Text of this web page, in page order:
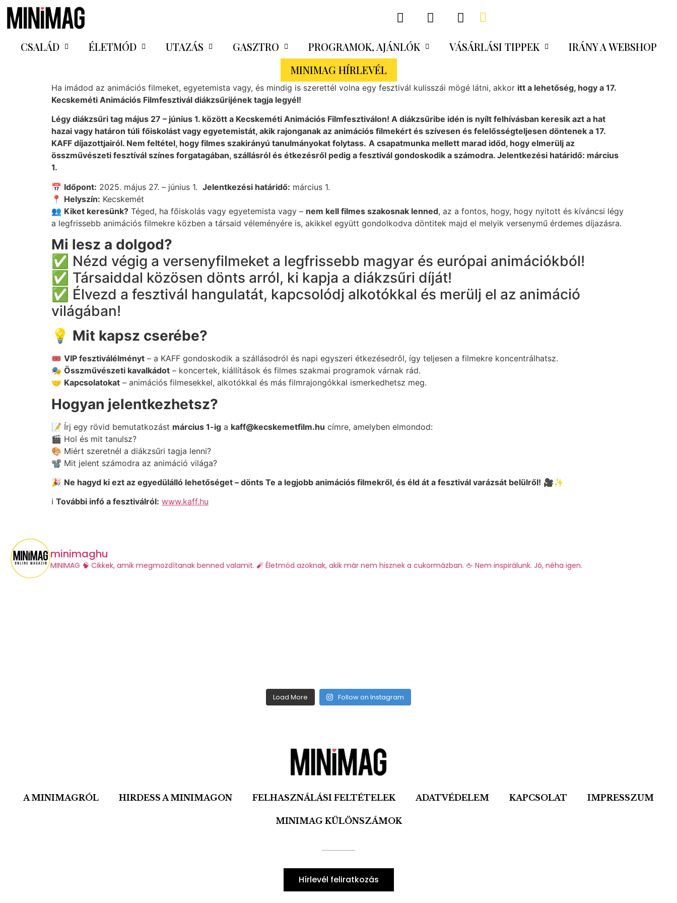
CSALÁD ÉLETMÓD UTAZÁS GASZTRO PROGRAMOK, AJÁNLÓK VÁSÁRLÁSI TIPPEK
IRÁNY A WEBSHOP
MINIMAG HÍRLEVÉL
Ha imádod az animációs filmeket, egyetemista vagy, és mindig is szerettél volna egy fesztivál kulisszái mögé látni, akkor itt a lehetőség, hogy a 17.
Kecskeméti Animációs Filmfesztivál diákzsűrijének tagja legyél!
Légy diákzsűri tag május 27 – június 1. között a Kecskeméti Animációs Filmfesztiválon! A diákzsűribe idén is nyílt felhívásban keresik azt a hat
hazai vagy határon túli főiskolást vagy egyetemistát, akik rajonganak az animációs filmekért és szívesen és felelősségteljesen döntenek a 17.
KAFF díjazottjairól. Nem feltétel, hogy filmes szakirányú tanulmányokat folytass. A csapatmunka mellett marad időd, hogy elmerülj az
összművészeti fesztívál színes forgatagában, szállásról és étkezésről pedig a fesztivál gondoskodik a számodra. Jelentkezési határidő: március
1.
📅 Időpont: 2025. május 27. – június 1. Jelentkezési határidő: március 1.
📍 Helyszín: Kecskemét
👥 Kiket keresünk? Téged, ha főiskolás vagy egyetemista vagy – nem kell filmes szakosnak lenned, az a fontos, hogy, hogy nyitott és kíváncsi légy
a legfrissebb animációs filmekre közben a társaid véleményére is, akikkel együtt gondolkodva döntitek majd el melyik versenymű érdemes díjazásra.
Mi lesz a dolgod?
✅ Nézd végig a versenyfilmeket a legfrissebb magyar és európai animációkból!
✅ Társaiddal közösen dönts arról, ki kapja a diákzsűri díját!
✅ Élvezd a fesztivál hangulatát, kapcsolódj alkotókkal és merülj el az animáció
világában!
💡 Mit kapsz cserébe?
🎟️ VIP fesztiválélményt – a KAFF gondoskodik a szállásodról és napi egyszeri étkezésedről, így teljesen a filmekre koncentrálhatsz.
🎭 Összművészeti kavalkádot – koncertek, kiállítások és filmes szakmai programok várnak rád.
🤝 Kapcsolatokat – animációs filmesekkel, alkotókkal és más filmrajongókkal ismerkedhetsz meg.
Hogyan jelentkezhetsz?
📝 Írj egy rövid bemutatkozást március 1-ig a kaff@kecskemetfilm.hu címre, amelyben elmondod:
🎬 Hol és mit tanulsz?
🎨 Miért szeretnél a diákzsűri tagja lenni?
📽️ Mit jelent számodra az animáció világa?
🎉 Ne hagyd ki ezt az egyedülálló lehetőséget – dönts Te a legjobb animációs filmekről, és éld át a fesztivál varázsát belülről! 🎥✨
ℹ️ További infó a fesztiválról: www.kaff.hu
minimaghu
​MINIMAG 🧠 Cikkek, amik megmozdítanak benned valamit. 🧨 Életmód azoknak, akik már nem hisznek a cukormázban. 🖕 Nem inspirálunk. Jó, néha igen.
Load More Follow on Instagram
A MINIMAGRÓL HIRDESS A MINIMAGON FELHASZNÁLÁSI FELTÉTELEK ADATVÉDELEM KAPCSOLAT IMPRESSZUM
MINIMAG KÜLÖNSZÁMOK
Hírlevél feliratkozás